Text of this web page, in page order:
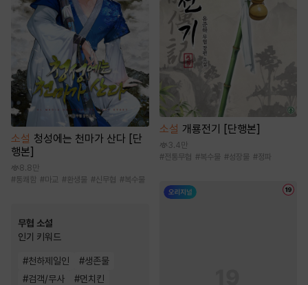
소설 청성에는 천마가 산다 [단
행본]
8.8만
#통쾌함 #마교 # 환생물 #신무협 #복수물
무협 소설
인기 키워드
#천하제일인 #생존물
#검객/무사 #먼치킨
소설 개룡전기 [단행본]
3.4만
#전통무협 #복수물 #성장물 #정파